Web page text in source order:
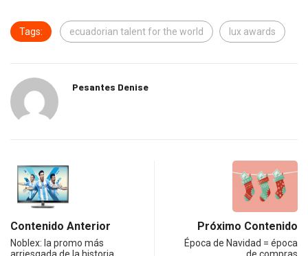
Tags: ecuadorian talent for the world lux awards
Pesantes Denise
Contenido Anterior
Noblex: la promo más
arriesgada de la historia
Próximo Contenido
Época de Navidad = época
de compras